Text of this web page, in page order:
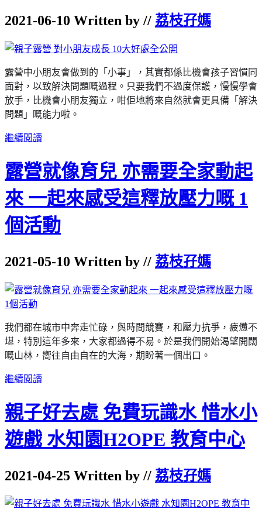
2021-06-10 Written by // 荔枝孖媽
露營中小朋友會做到的 「小事」，其實都係比機會孩子習慣同
面對，以致解決問題嘅過程。只要我們不過度保護，慢慢學會
放手，比機會小朋友獨立，咁佢地將來自然就會更具備 「 解決
問題 」 嘅能力啦。
繼續閱讀
露營就像育兒 亦需要全家動起
來 一起來感受這釋放壓力嘅 1
個活動
2021-05-10 Written by // 荔枝孖媽
我們都在城市中奔走忙碌，與時間競賽，和壓力抗爭，疲憊不
堪，特別這年多來，大家都過得不易。 於是我們開始渴望開闊
嘅山林，嚮往自由自在的大海，期盼著一個出口。
繼續閱讀
親子好去處 免費玩識水 惜水小
遊戲 水知園H2OPE 教育中心
2021-04-25 Written by // 荔枝孖媽